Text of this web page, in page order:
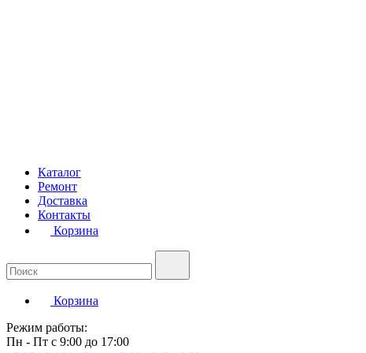
Каталог
Ремонт
Доставка
Контакты
Корзина
Корзина
Режим работы:
Пн - Пт с 9:00 до 17:00